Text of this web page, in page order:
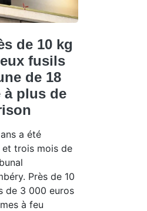
de 10 kg
fusils
de 18
à plus de
a été
et trois mois de
Près de 10
de 3 000 euros
à feu